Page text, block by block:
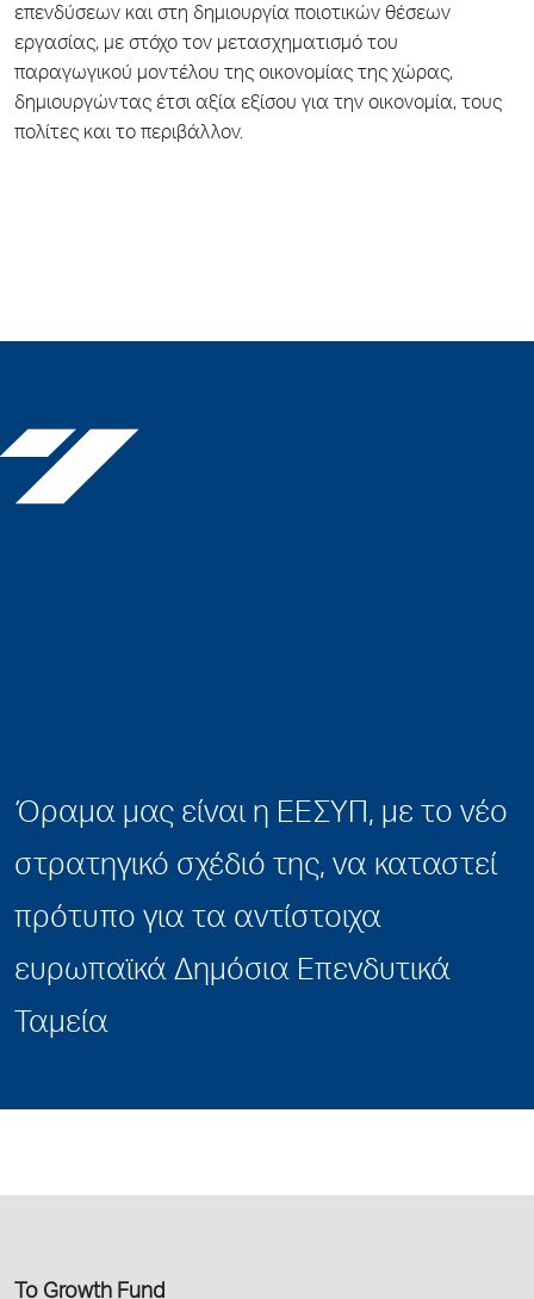
επενδύσεων και στη δημιουργία ποιοτικών θέσεων
εργασίας, με στόχο τον μετασχηματισμό του
παραγωγικού μοντέλου της οικονομίας της χώρας,
δημιουργώντας έτσι αξία εξίσου για την οικονομία, τους
πολίτες και το περιβάλλον.
Όραμα μας είναι η ΕΕΣΥΠ, με το νέο
στρατηγικό σχέδιό της, να καταστεί
πρότυπο για τα αντίστοιχα
ευρωπαϊκά Δημόσια Επενδυτικά
Ταμεία
Το Growth Fund